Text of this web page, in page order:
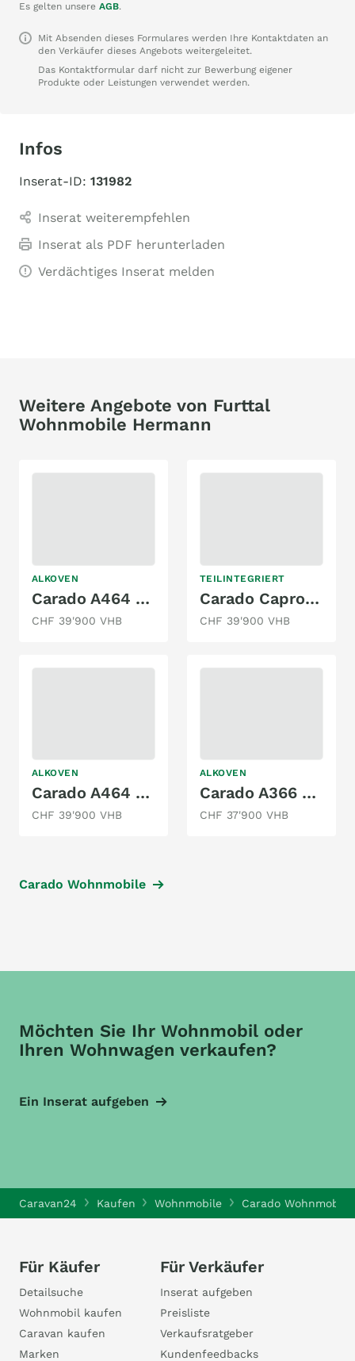
Es gelten unsere AGB.
Mit Absenden dieses Formulares werden Ihre Kontaktdaten an
den Verkäufer dieses Angebots weitergeleitet.
Das Kontaktformular darf nicht zur Bewerbung eigener
Produkte oder Leistungen verwendet werden.
Infos
Inserat-ID: 131982
Inserat weiterempfehlen
Inserat als PDF herunterladen
Verdächtiges Inserat melden
Weitere Angebote von Furttal
Wohnmobile Hermann
ALKOVEN
Carado A464 - Family Travel - Klima
CHF 39'900 VHB
TEILINTEGRIERT
Carado Capron T348 - 4 People
CHF 39'900 VHB
ALKOVEN
Carado A464 - Family Time
CHF 39'900 VHB
ALKOVEN
Carado A366 - Family Travel - Kajüte
CHF 37'900 VHB
Carado Wohnmobile
Möchten Sie Ihr Wohnmobil oder
Ihren Wohnwagen verkaufen?
Ein Inserat aufgeben
Caravan24 Kaufen Wohnmobile Carado Wohnmobile
Für Käufer
Detailsuche
Wohnmobil kaufen
Caravan kaufen
Marken
Für Verkäufer
Inserat aufgeben
Preisliste
Verkaufsratgeber
Kundenfeedbacks